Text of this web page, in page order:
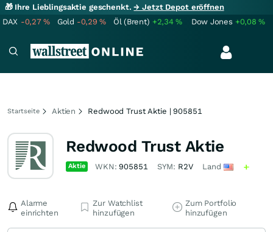
🎁 Ihre Lieblingsaktie geschenkt.→ Jetzt Depot eröffnen
DAX -0,27% Gold -0,29% Öl (Brent) +2,34% Dow Jones +0,08%
Startseite Aktien Redwood Trust Aktie | 905851
Redwood Trust Aktie
Aktie WKN:905851 SYM: R2V Land
Alarme
einrichten
Zur Watchlist
hinzufügen
Zum Portfolio
hinzufügen